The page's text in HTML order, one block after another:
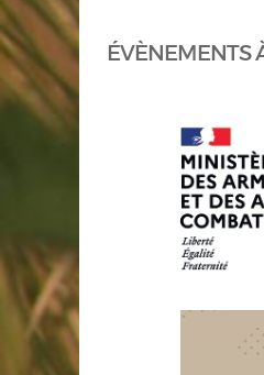
ÉVÈNEMENTS